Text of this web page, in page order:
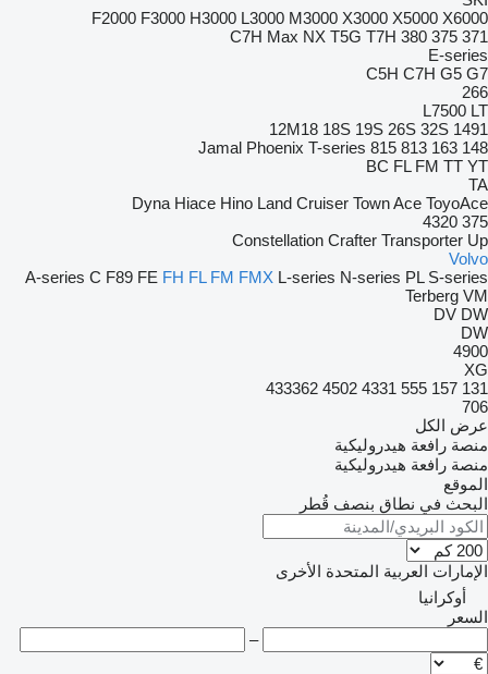
F2000 F3000 H3000 L3000 M3000 X3000 X5000 X6000
371
375
380
C7H Max NX T5G T7H
E-series
C5H C7H G5 G7
266
L7500 LT
12M18 18S 19S 26S 32S 1491
148
163
813
815
Jamal Phoenix T-series
BC FL FM TT YT
TA
Dyna Hiace Hino Land Cruiser Town Ace ToyoAce
375
4320
Constellation Crafter Transporter Up
Volvo
A-series C F89 FE FH FL FM FMX L-series N-series PL S-series
Terberg VM
DV DW
DW
4900
XG
131
157
555
4331
4502
433362
706
عرض الكل
منصة رافعة هيدروليكية
منصة رافعة هيدروليكية
الموقع
البحث في نطاق بنصف قُطر
الإمارات العربية المتحدة الأخرى
أوكرانيا
السعر
–